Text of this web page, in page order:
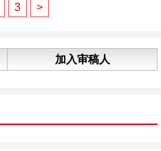
3 >
加入审稿人